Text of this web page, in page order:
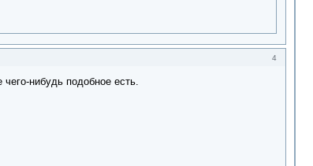
4
нибудь подобное есть.